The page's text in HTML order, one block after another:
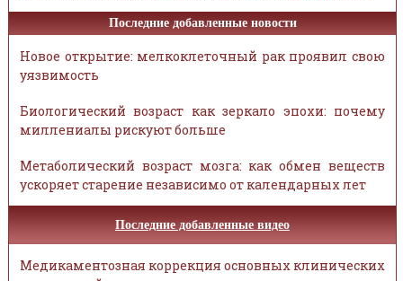
Последние добавленные новости
Новое открытие: мелкоклеточный рак проявил свою
уязвимость
Биологический возраст как зеркало эпохи: почему
миллениалы рискуют больше
Метаболический возраст мозга: как обмен веществ
ускоряет старение независимо от календарных лет
Последние добавленные видео
Медикаментозная коррекция основных клинических